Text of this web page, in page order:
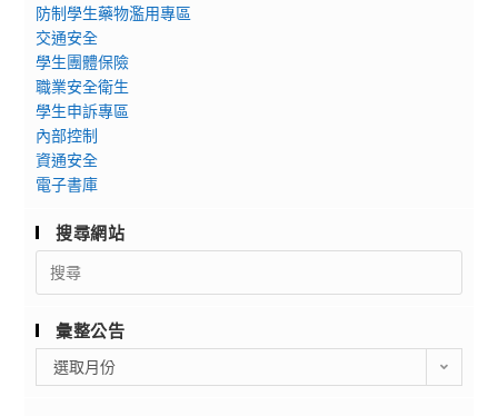
防制學生藥物濫用專區
交通安全
學生團體保險
職業安全衛生
學生申訴專區
內部控制
資通安全
電子書庫
搜尋網站
Search
for:
彙整公告
整
選取月份